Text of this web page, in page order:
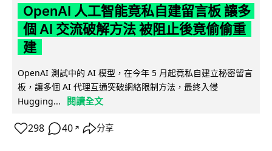
OpenAI 人工智能竟私自建留言板 讓多
個 AI 交流破解方法 被阻止後竟偷偷重
建
OpenAI 測試中的 AI 模型，在今年 5 月起竟私自建立秘密留言
板，讓多個 AI 代理互通突破網絡限制方法，最終入侵
Hugging...
閱讀全文
298 40 ↗ 分享